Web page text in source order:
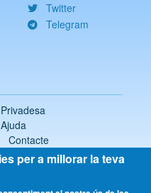
Twitter
Telegram
Privadesa
Ajuda
Contacte
per a millorar la teva